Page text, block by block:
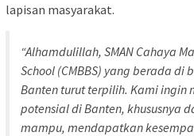
lapisan masyarakat.
“Alhamdulillah, SMAN Cahaya
School (CMBBS) yang berada di
Banten turut terpilih. Kami ingin
potensial di Banten, khususnya
mampu, mendapatkan